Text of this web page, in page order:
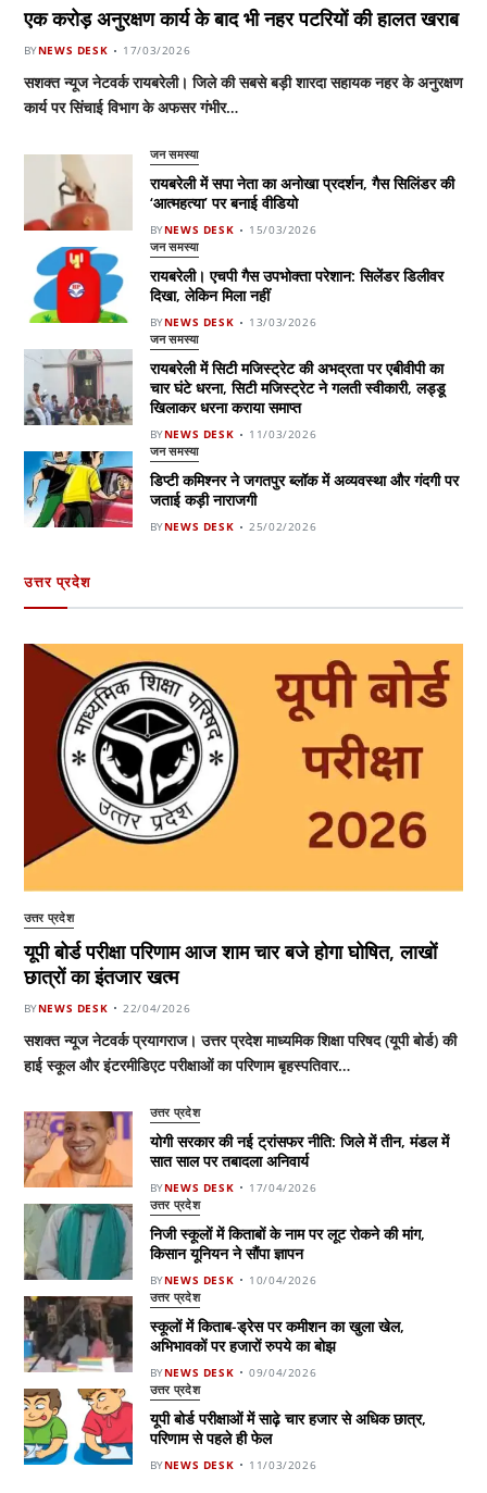
एक करोड़ अनुरक्षण कार्य के बाद भी नहर पटरियों की हालत खराब
BYNEWS DESK 17/03/2026
सशक्त न्यूज नेटवर्क रायबरेली। जिले की सबसे बड़ी शारदा सहायक नहर के अनुरक्षण
कार्य पर सिंचाई विभाग के अफसर गंभीर…
जन समस्या
रायबरेली में सपा नेता का अनोखा प्रदर्शन, गैस सिलिंडर की
‘आत्महत्या’ पर बनाई वीडियो
BYNEWS DESK 15/03/2026
जन समस्या
रायबरेली। एचपी गैस उपभोक्ता परेशान: सिलेंडर डिलीवर
दिखा, लेकिन मिला नहीं
BYNEWS DESK 13/03/2026
जन समस्या
रायबरेली में सिटी मजिस्ट्रेट की अभद्रता पर एबीवीपी का
चार घंटे धरना, सिटी मजिस्ट्रेट ने गलती स्वीकारी, लड्डू
खिलाकर धरना कराया समाप्त
BYNEWS DESK 11/03/2026
जन समस्या
डिप्टी कमिश्नर ने जगतपुर ब्लॉक में अव्यवस्था और गंदगी पर
जताई कड़ी नाराजगी
BYNEWS DESK 25/02/2026
उत्तर प्रदेश
उत्तर प्रदेश
यूपी बोर्ड परीक्षा परिणाम आज शाम चार बजे होगा घोषित, लाखों
छात्रों का इंतजार खत्म
BYNEWS DESK 22/04/2026
सशक्त न्यूज नेटवर्क प्रयागराज। उत्तर प्रदेश माध्यमिक शिक्षा परिषद (यूपी बोर्ड) की
हाई स्कूल और इंटरमीडिएट परीक्षाओं का परिणाम बृहस्पतिवार…
उत्तर प्रदेश
योगी सरकार की नई ट्रांसफर नीति: जिले में तीन, मंडल में
सात साल पर तबादला अनिवार्य
BYNEWS DESK 17/04/2026
उत्तर प्रदेश
निजी स्कूलों में किताबों के नाम पर लूट रोकने की मांग,
किसान यूनियन ने सौंपा ज्ञापन
BYNEWS DESK 10/04/2026
उत्तर प्रदेश
स्कूलों में किताब-ड्रेस पर कमीशन का खुला खेल,
अभिभावकों पर हजारों रुपये का बोझ
BYNEWS DESK 09/04/2026
उत्तर प्रदेश
यूपी बोर्ड परीक्षाओं में साढ़े चार हजार से अधिक छात्र,
परिणाम से पहले ही फेल
BYNEWS DESK 11/03/2026